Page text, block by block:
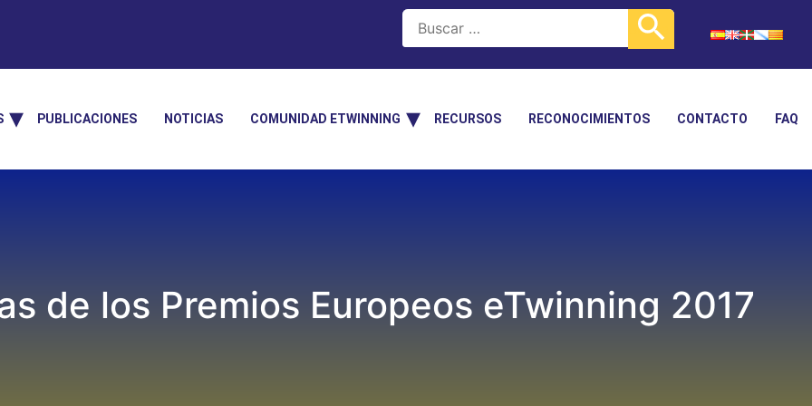
PUBLICACIONES NOTICIAS COMUNIDAD ETWINNING RECURSOS RECONOCIMIENTOS CONTACTO FAQ
de los Premios Europeos eTwinning 2017